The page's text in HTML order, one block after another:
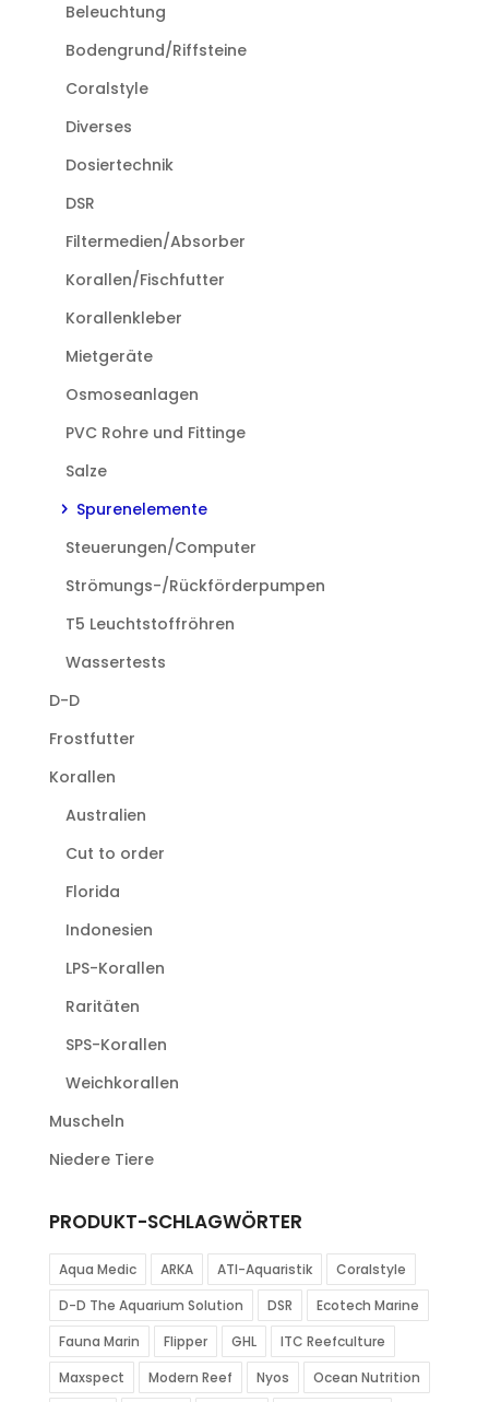
Beleuchtung
Bodengrund/Riffsteine
Coralstyle
Diverses
Dosiertechnik
DSR
Filtermedien/Absorber
Korallen/Fischfutter
Korallenkleber
Mietgeräte
Osmoseanlagen
PVC Rohre und Fittinge
Salze
Spurenelemente
Steuerungen/Computer
Strömungs-/Rückförderpumpen
T5 Leuchtstoffröhren
Wassertests
D-D
Frostfutter
Korallen
Australien
Cut to order
Florida
Indonesien
LPS-Korallen
Raritäten
SPS-Korallen
Weichkorallen
Muscheln
Niedere Tiere
PRODUKT-SCHLAGWÖRTER
Aqua Medic ARKA ATI-Aquaristik
Coralstyle
D-D The Aquarium Solution
DSR
Ecotech Marine
Fauna Marin
Flipper GHL
ITC Reefculture
Maxspect
Modern Reef Nyos
Ocean Nutrition